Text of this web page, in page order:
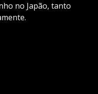
no Japão, tanto